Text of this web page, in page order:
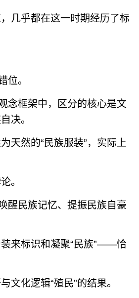
几乎都在这一时期经历了标
。
框架中，区分的核心是文
决。
然的“民族服装”，实际上
。
民族记忆、提振民族自豪
来标识和凝聚“民族”——恰
化逻辑“殖民”的结果。